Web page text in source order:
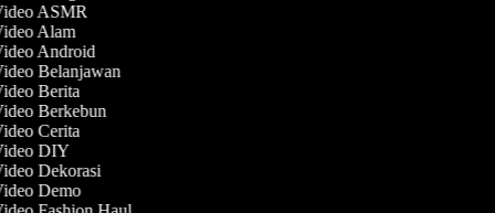
ASMR
Alam
Android
Belanjawan
Berita
Berkebun
Cerita
DIY
Dekorasi
Demo